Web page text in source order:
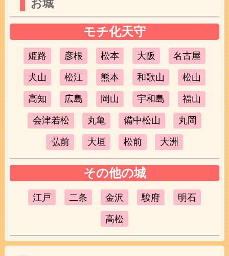
お城
モチ化天守
姫路 彦根 松本 大阪 名古屋
犬山 松江 熊本 和歌山 松山
高知 広島 岡山 宇和島 福山
会津若松 丸亀 備中松山 丸岡
弘前 大垣 松前 大洲
その他の城
江戸 二条 金沢 駿府 明石
高松